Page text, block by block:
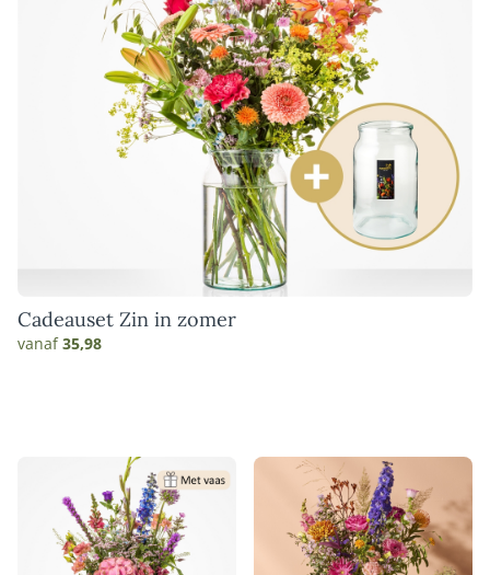
Cadeauset Zin in zomer
vanaf35,98